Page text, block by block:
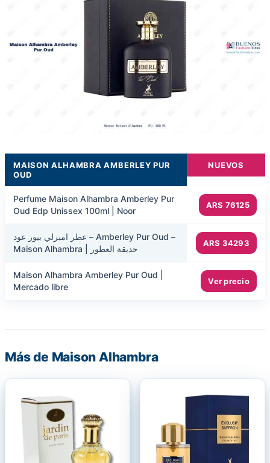
MAISON ALHAMBRA AMBERLEY PUR
OUD
NUEVOS
Perfume Maison Alhambra Amberley Pur
Oud Edp Unissex 100ml | Noor
ARS 76125
عطر امبرلي بيور عود – Amberley Pur Oud –
Maison Alhambra | حديقة العطور
ARS 34293
Maison Alhambra Amberley Pur Oud |
Mercado libre
Ver precio
Más de Maison Alhambra